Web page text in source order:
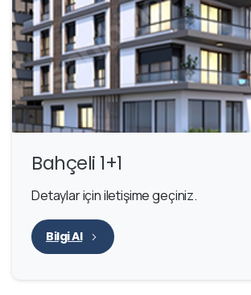
Bahçeli 1+1
Detaylar için iletişime geçiniz.
Bilgi Al